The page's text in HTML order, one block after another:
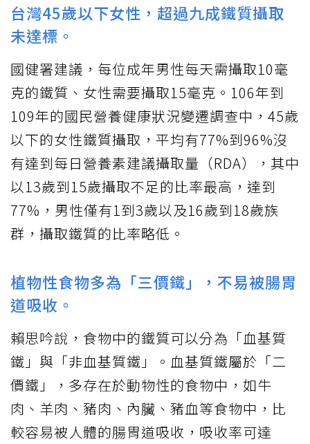
台灣45歲以下女性，超過九成鐵質攝取
未達標。
國健署建議，每位成年男性每天需攝取10毫
克的鐵質、女性需要攝取15毫克。106年到
109年的國民營養健康狀況變遷調查中，45歲
以下的女性鐵質攝取，平均有77%到96%沒
有達到每日營養素建議攝取量（RDA），其中
以13歲到15歲攝取不足的比率最高，達到
77%，男性僅有1到3歲以及16歲到18歲族
群，攝取鐵質的比率略低。
植物性食物多為「三價鐵」，不易被腸胃
道吸收。
賴思吟說，食物中的鐵質可以分為「血基質
鐵」與「非血基質鐵」。血基質鐵屬於「二
價鐵」，多存在於動物性的食物中，如牛
肉、羊肉、豬肉、內臟、豬血等食物中，比
較容易被人體的腸胃道吸收，吸收率可達